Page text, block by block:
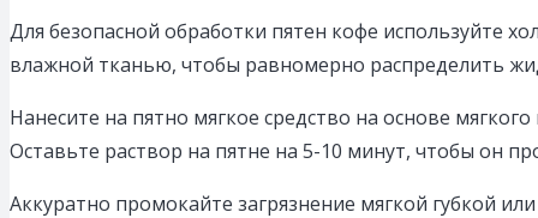
Для безопасной обработки пятен кофе используйте
влажной тканью, чтобы равномерно распределить
Нанесите на пятно мягкое средство на основе
Оставьте раствор на пятне на 5-10 минут, чтобы он
Аккуратно промокайте загрязнение мягкой губкой